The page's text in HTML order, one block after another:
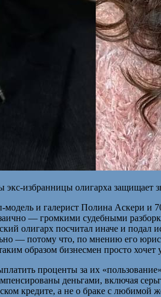
экс-избранницы олигарха защищает
и галерист Полина Аскери и
— громкими судебными
олигарх посчитал иначе и
— потому что, по мнению его
образом бизнесмен просто хочет
проценты за их
деньгами, включая
кредите, а не о браке с любимой